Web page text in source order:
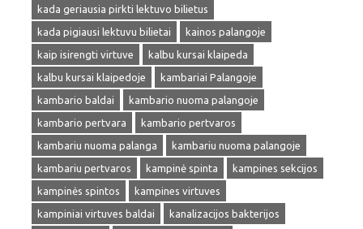
kada geriausia pirkti lektuvo bilietus
kada pigiausi lektuvu bilietai
kainos palangoje
kaip isirengti virtuve
kalbu kursai klaipeda
kalbu kursai klaipedoje
kambariai Palangoje
kambario baldai
kambario nuoma palangoje
kambario pertvara
kambario pertvaros
kambariu nuoma palanga
kambariu nuoma palangoje
kambariu pertvaros
kampinė spinta
kampines sekcijos
kampinės spintos
kampines virtuves
kampiniai virtuves baldai
kanalizacijos bakterijos